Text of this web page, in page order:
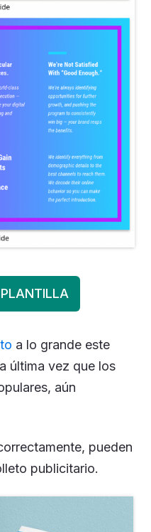
a lo grande este
última vez que los
aún
pueden
publicitario.